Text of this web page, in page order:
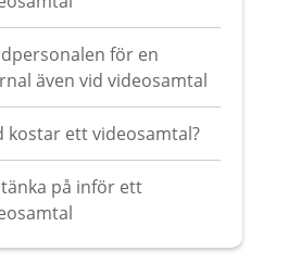
för en
även vid videosamtal
kostar ett videosamtal?
på inför ett